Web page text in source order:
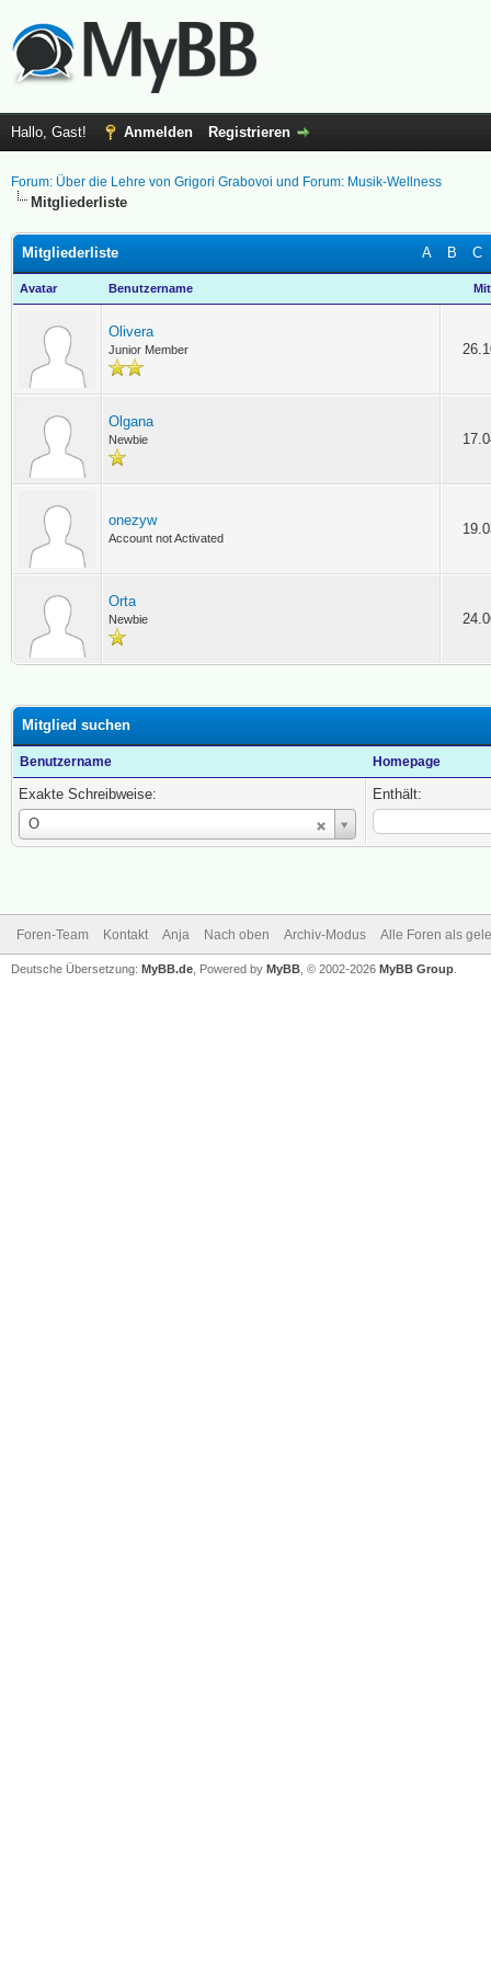
Hallo, Gast! Anmelden Registrieren
Forum: Über die Lehre von Grigori Grabovoi und Forum: Musik-Wellness
Mitgliederliste
A B C
Mitgliederliste
Avatar Benutzername
Olivera
Junior Member
Olgana
Newbie
onezyw
Account not Activated
Orta
Newbie
Mitglied suchen
Benutzername Homepage
Exakte Schreibweise:
O
Benutzername
Enthält:
Foren-Team Kontakt Anja Nach oben Archiv-Modus Alle Foren als
Deutsche Übersetzung: MyBB.de , Powered by MyBB , © 2002-2026 MyBB Group